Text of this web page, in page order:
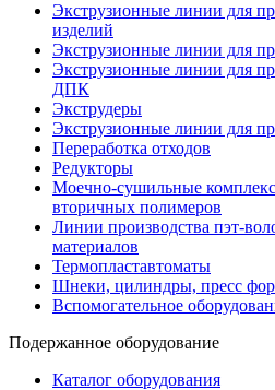
Экструзионные линии для
изделий
Экструзионные линии для
Экструзионные линии для
ДПК
Экструдеры
Экструзионные линии для
Переработка отходов
Редукторы
Моечно-сушильные
вторичных полимеров
Линии производства пэт-
материалов
Термопластавтоматы
Шнеки, цилиндры, пресс
Вспомогательное
Подержанное оборудование
Каталог оборудования